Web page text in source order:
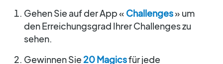
Gehen Sie auf der App « Challenges» um
den Erreichungsgrad Ihrer Challenges zu
sehen.
Gewinnen Sie20 Magicsfür jede